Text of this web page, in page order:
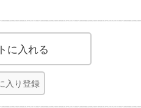
に入れる
入り登録